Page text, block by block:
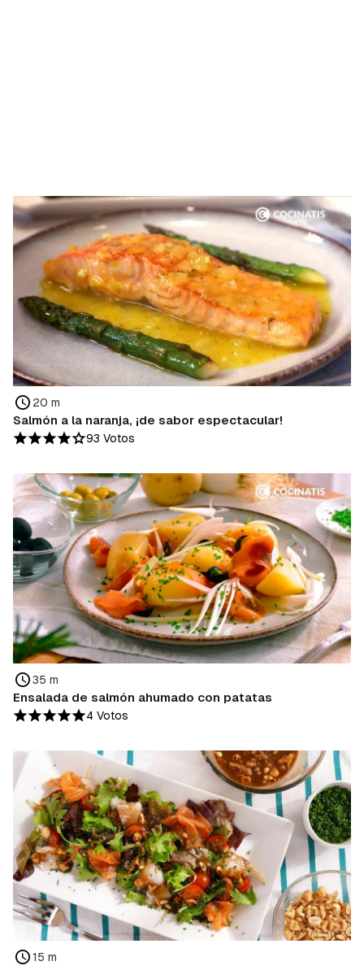
20 m
Salmón a la naranja, ¡de sabor espectacular!
93 Votos
35 m
Ensalada de salmón ahumado con patatas
4 Votos
15 m